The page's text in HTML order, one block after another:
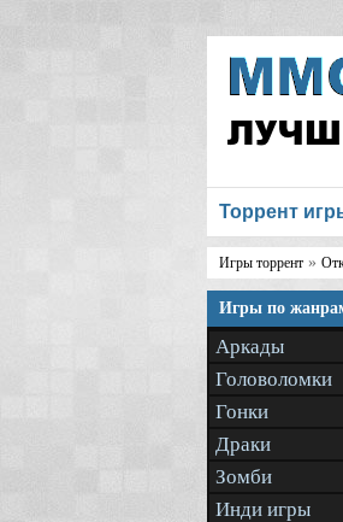
Торрент
Игры торрент »
Игры по
Аркады
Головоломки
Гонки
Драки
Зомби
Инди игры